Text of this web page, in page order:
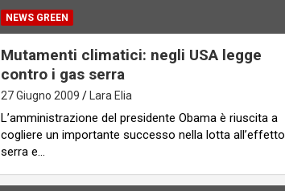
NEWS GREEN
Mutamenti climatici: negli USA legge
contro i gas serra
27 Giugno 2009 Lara Elia
L’amministrazione del presidente Obama è riuscita a
cogliere un importante successo nella lotta all’effetto
serra e…